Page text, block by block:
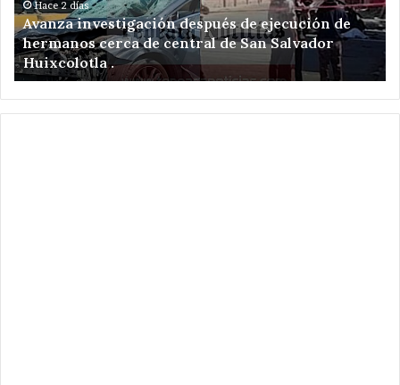
hermanos
cerca
de
central
de
San
Salvador
Hace 2 días
Avanza investigación después de ejecución de
hermanos cerca de central de San Salvador
Huixcolotla .
de